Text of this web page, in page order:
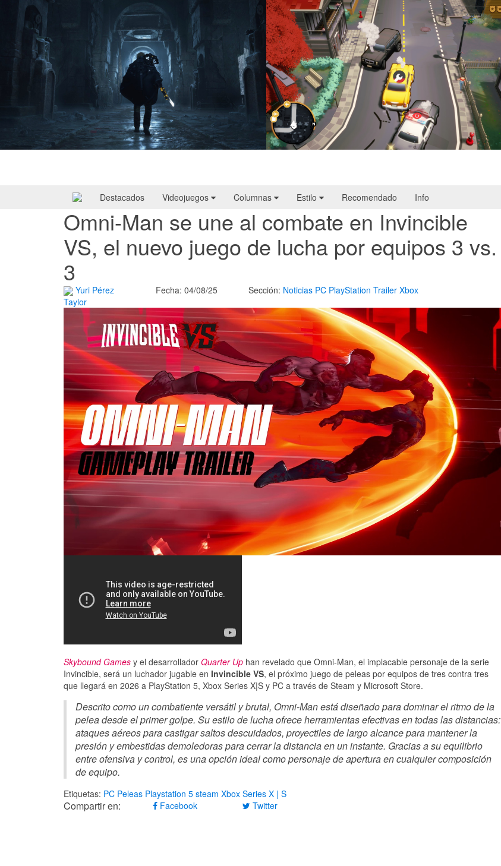
Destacados Videojuegos Columnas Estilo Recomendado Info
Omni-Man se une al combate en Invincible
VS, el nuevo juego de lucha por equipos 3 vs.
3
Yuri Pérez
Taylor
Fecha: 04/08/25 Sección: Noticias PC PlayStation Trailer Xbox
Skybound Games y el desarrollador Quarter Up han revelado que Omni-Man, el implacable personaje de la serie
Invincible, será un luchador jugable en Invincible VS, el próximo juego de peleas por equipos de tres contra tres
que llegará en 2026 a PlayStation 5, Xbox Series X|S y PC a través de Steam y Microsoft Store.
Descrito como un combatiente versátil y brutal, Omni-Man está diseñado para dominar el ritmo de la
pelea desde el primer golpe. Su estilo de lucha ofrece herramientas efectivas en todas las distancias:
ataques aéreos para castigar saltos descuidados, proyectiles de largo alcance para mantener la
presión y embestidas demoledoras para cerrar la distancia en un instante. Gracias a su equilibrio
entre ofensiva y control, es una opción ideal como personaje de apertura en cualquier composición
de equipo.
Etiquetas: PC Peleas Playstation 5 steam Xbox Series X | S
Compartir en: Facebook Twitter